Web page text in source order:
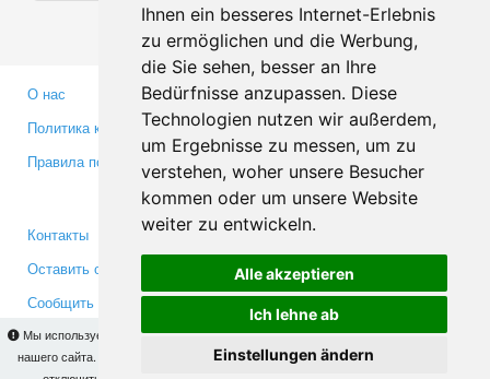
Ihnen ein besseres Internet-Erlebnis
zu ermöglichen und die Werbung,
die Sie sehen, besser an Ihre
Bedürfnisse anzupassen. Diese
Technologien nutzen wir außerdem,
um Ergebnisse zu messen, um zu
verstehen, woher unsere Besucher
kommen oder um unsere Website
weiter zu entwickeln.
Alle akzeptieren
Ich lehne ab
Einstellungen ändern
Мы используем cookies для того, чтобы Вы могли использовать весь функционал
нашего сайта. На
Вы сможете узнать подробности и, при желании,
О нас
Политика конфиденциальности
Правила пользования
Партнерам
Инвесторам
Медиа
Контакты
Оставить отзыв
Сообщить об ошибке
Facebook
Twitter
YouTube
Google+